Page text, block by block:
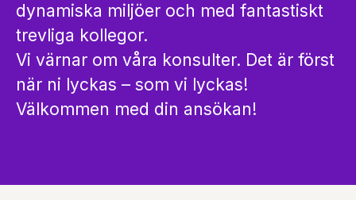
dynamiska miljöer och med fantastiskt
trevliga kollegor.
Vi värnar om våra konsulter. Det är först
när ni lyckas – som vi lyckas!
Välkommen med din ansökan!